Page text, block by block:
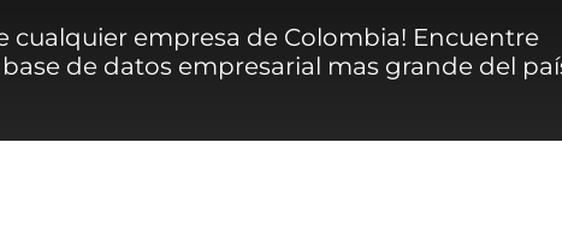
cualquier empresa de Colombia! Encuentre
de datos empresarial mas grande del